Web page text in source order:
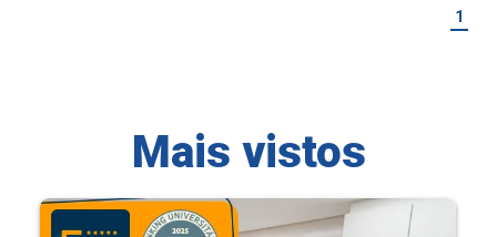
1
Mais vistos